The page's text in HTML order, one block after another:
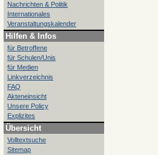
Nachrichten & Politik
Internationales
Veranstaltungskalender
Hilfen & Infos
für Betroffene
für Schulen/Unis
für Medien
Linkverzeichnis
FAQ
Akteneinsicht
Unsere Policy
Explizites
Übersicht
Volltextsuche
Sitemap